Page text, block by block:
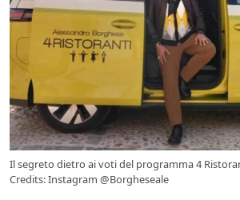
Il segreto dietro ai voti del programma 4
Credits: Instagram @Borgheseale